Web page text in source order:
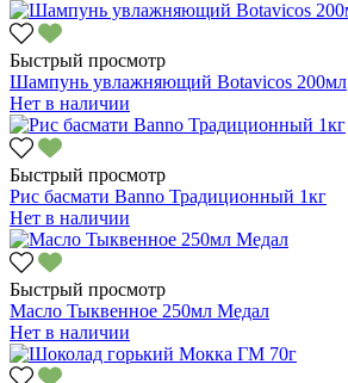
Быстрый просмотр
Шампунь увлажняющий Botavicos 200мл
Нет в наличии
Быстрый просмотр
Рис басмати Banno Традиционный 1кг
Нет в наличии
Быстрый просмотр
Масло Тыквенное 250мл Медал
Нет в наличии